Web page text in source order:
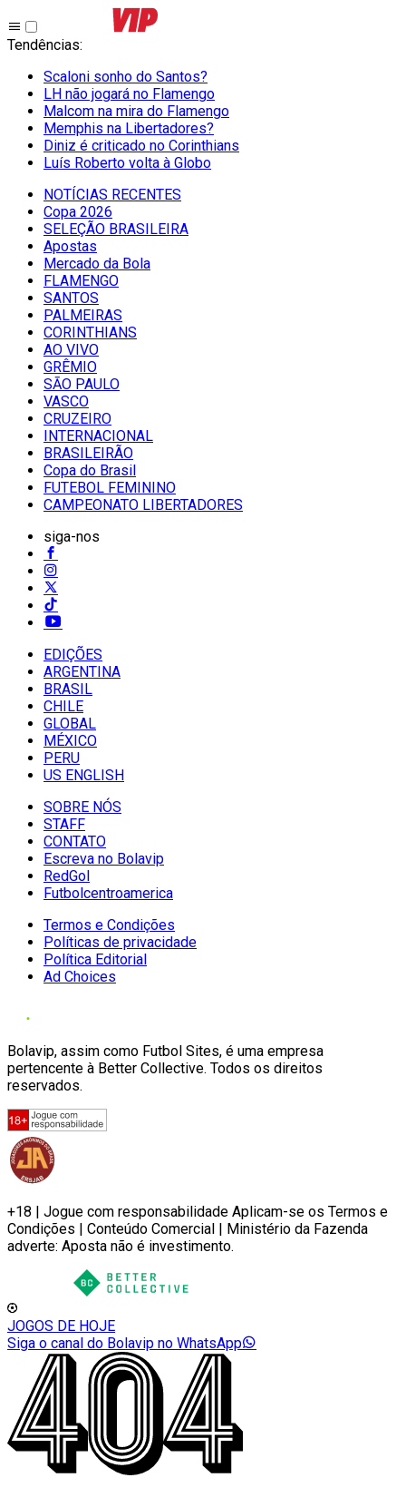
Tendências:
Scaloni sonho do Santos?
LH não jogará no Flamengo
Malcom na mira do Flamengo
Memphis na Libertadores?
Diniz é criticado no Corinthians
Luís Roberto volta à Globo
NOTÍCIAS RECENTES
Copa 2026
SELEÇÃO BRASILEIRA
Apostas
Mercado da Bola
FLAMENGO
SANTOS
PALMEIRAS
CORINTHIANS
AO VIVO
GRÊMIO
SĀO PAULO
VASCO
CRUZEIRO
INTERNACIONAL
BRASILEIRÃO
Copa do Brasil
FUTEBOL FEMININO
CAMPEONATO LIBERTADORES
siga-nos
EDIÇÕES
ARGENTINA
BRASIL
CHILE
GLOBAL
MÉXICO
PERU
US ENGLISH
SOBRE NÓS
STAFF
CONTATO
Escreva no Bolavip
RedGol
Futbolcentroamerica
Termos e Condições
Políticas de privacidade
Política Editorial
Ad Choices
Bolavip, assim como Futbol Sites, é uma empresa
pertencente à Better Collective. Todos os direitos
reservados.
+18 | Jogue com responsabilidade Aplicam-se os Termos e
Condições | Conteúdo Comercial | Ministério da Fazenda
adverte: Aposta não é investimento.
JOGOS DE HOJE
Siga o canal do Bolavip no WhatsApp